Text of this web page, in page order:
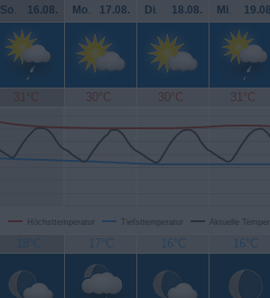
So. 16.08. Mo. 17.08. Di. 18.08. Mi.
31°C 30°C 30°C 31°C
Höchsttemperatur Tiefsttemperatur Aktuelle
18°C 17°C 16°C 16°C